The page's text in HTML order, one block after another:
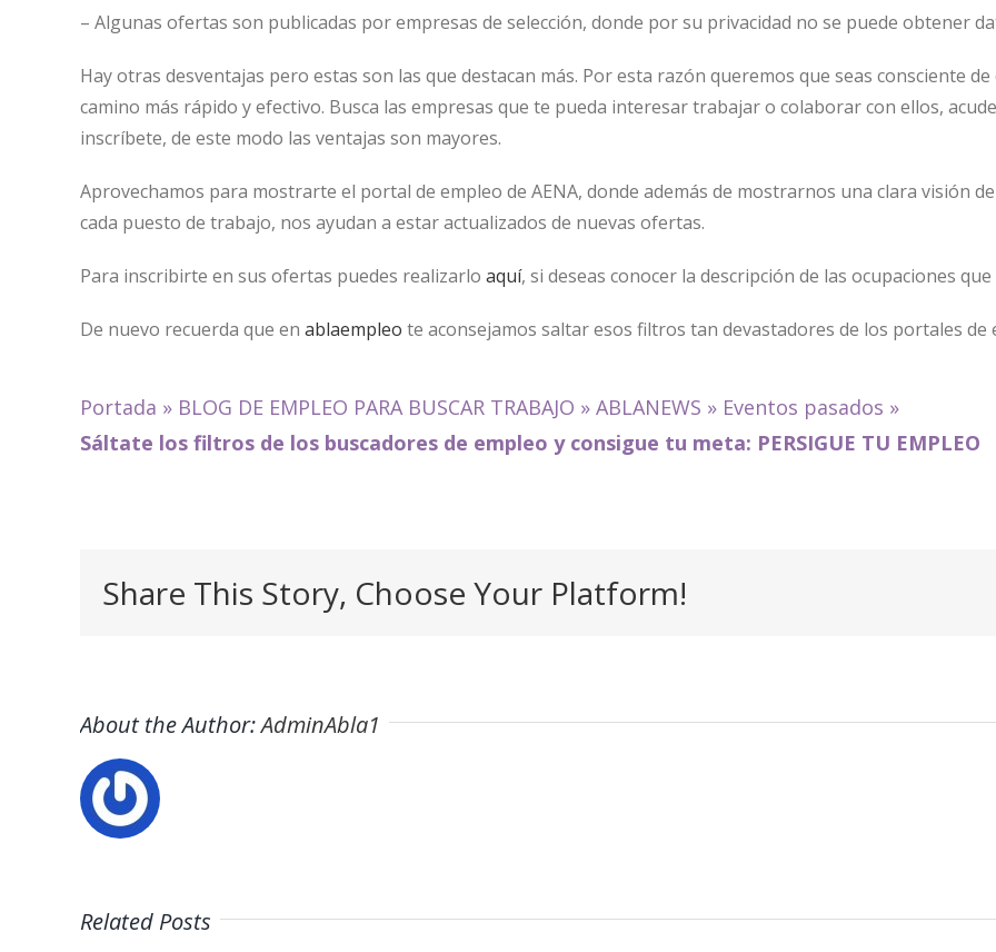
– Algunas ofertas son publicadas por empresas de selección, donde por su privacidad no se puede obtener
Hay otras desventajas pero estas son las que destacan más. Por esta razón queremos que seas consciente
camino más rápido y efectivo. Busca las empresas que te pueda interesar trabajar o colaborar con ellos,
inscríbete, de este modo las ventajas son mayores.
Aprovechamos para mostrarte el portal de empleo de AENA, donde además de mostrarnos una clara visión
cada puesto de trabajo, nos ayudan a estar actualizados de nuevas ofertas.
Para inscribirte en sus ofertas puedes realizarlo aquí, si deseas conocer la descripción de las ocupaciones
De nuevo recuerda que en ablaempleo te aconsejamos saltar esos filtros tan devastadores de los portales de
Portada » BLOG DE EMPLEO PARA BUSCAR TRABAJO » ABLANEWS » Eventos pasados »
Sáltate los filtros de los buscadores de empleo y consigue tu meta: PERSIGUE TU EMPLEO
Share This Story, Choose Your Platform!
About the Author:AdminAbla1
Related Posts